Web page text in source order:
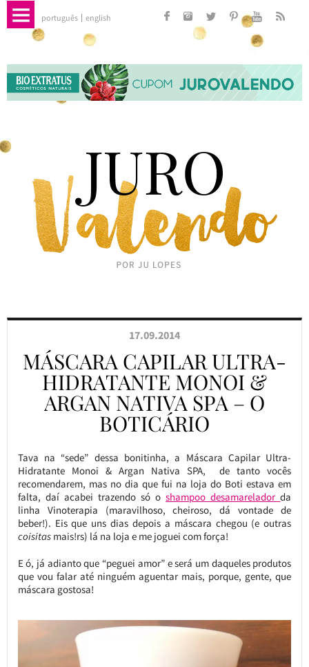
português english
17.09.2014
MÁSCARA CAPILAR ULTRA-
HIDRATANTE MONOI &
ARGAN NATIVA SPA – O
BOTICÁRIO
Tava na “sede” dessa bonitinha, a Máscara Capilar Ultra-
Hidratante Monoi & Argan Nativa SPA, de tanto vocês
recomendarem, mas no dia que fui na loja do Boti estava em
falta, daí acabei trazendo só oshampoo desamareladorda
linha Vinoterapia (maravilhoso, cheiroso, dá vontade de
beber!). Eis que uns dias depois a máscara chegou (e outras
coisitasmais!rs) lá na loja e me joguei com força!
E ó, já adianto que “peguei amor” e será um daqueles produtos
que vou falar até ninguém aguentar mais, porque, gente, que
máscara gostosa!